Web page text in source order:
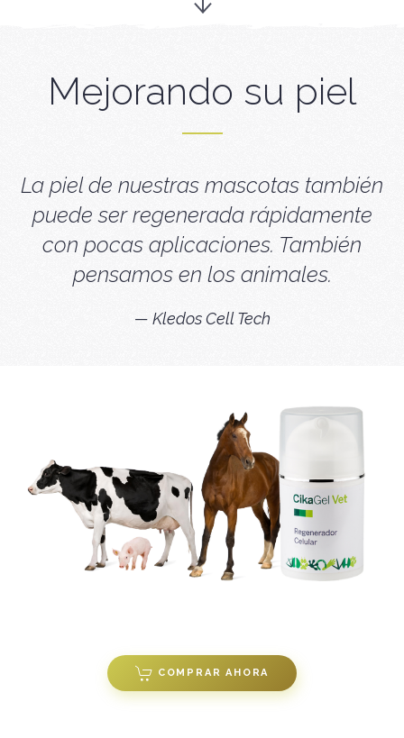
Mejorando su piel
La piel de nuestras mascotas también
puede ser regenerada rápidamente
con pocas aplicaciones. También
pensamos en los animales.
Kledos Cell Tech
COMPRAR AHORA